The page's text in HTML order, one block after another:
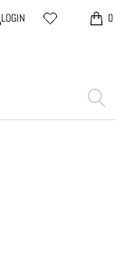
LOGIN 0